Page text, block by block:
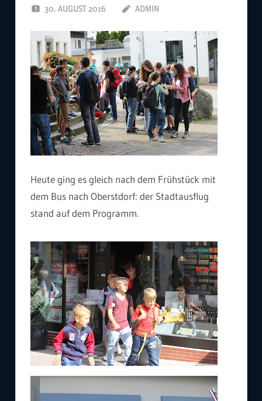
30. AUGUST 2016 ADMIN
Heute ging es gleich nach dem Frühstück mit
dem Bus nach Oberstdorf: der Stadtausflug
stand auf dem Programm.